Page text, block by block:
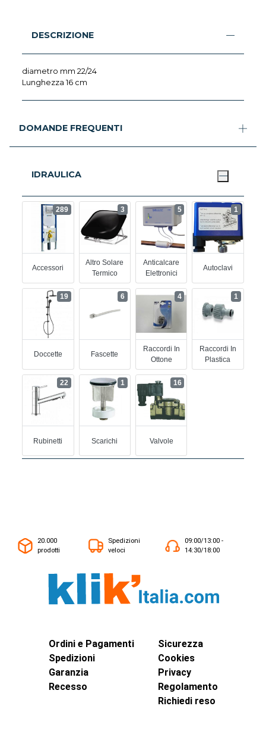
DESCRIZIONE
diametro mm 22/24
Lunghezza 16 cm
DOMANDE FREQUENTI
IDRAULICA
Accessori
289
Altro Solare
Termico
3
Anticalcare
Elettronici
5
Autoclavi
1
Doccette
19
Fascette
6
Raccordi In
Ottone
4
Raccordi In
Plastica
1
Rubinetti
22
Scarichi
1
Valvole
16
20.000
prodotti
Spedizioni
veloci
09:00/13:00 -
14:30/18:00
Ordini e Pagamenti
Spedizioni
Garanzia
Recesso
Sicurezza
Cookies
Privacy
Regolamento
Richiedi reso